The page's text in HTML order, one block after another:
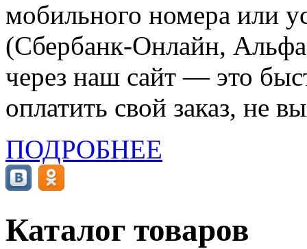
мобильного номера или
(Сбербанк-Онлайн,
через наш сайт — это
оплатить свой заказ, не
ПОДРОБНЕЕ
Каталог товаров